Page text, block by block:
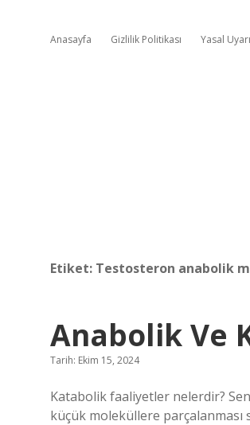
Anasayfa Gizlilik Politikası Yasal Uyarı
Etiket: Testosteron anabolik
Anabolik Ve
Tarih: Ekim 15, 2024
Katabolik faaliyetler nelerdir?
küçük moleküllere parçalanması